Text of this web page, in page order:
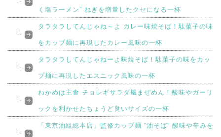
く塩ラーメン” ねぎを増量したクセになる一杯
タラタラしてんじゃね～よ カレー味焼そば！駄菓子の味
をカップ麺に再現したカレー風味の一杯
タラタラしてんじゃねーよ味焼そば！駄菓子の味をカッ
プ麺に再現したエスニック風味の一杯
わかめは主食 チョレギサラダ風まぜめん！酸味やガーリ
ックを利かせたちょうど良いサイズの一杯
「東京油組総本店」監修カップ麺 “油そば” 酸味や辛みを